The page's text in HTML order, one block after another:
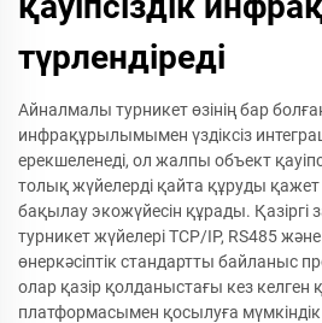
түрлендіреді
Айналмалы турникет өзінің бар болған
инфрақұрылымымен үздіксіз
ерекшеленеді, ол жалпы объект
толық жүйелерді қайта құруды қажет
бақылау экожүйесін құрады.
турникет жүйелері TCP/IP, RS485
өнеркәсіптік стандартты байланыс
олар қазір қолданыстағы кез келген
платформасымен қосылуға мүмкіндік